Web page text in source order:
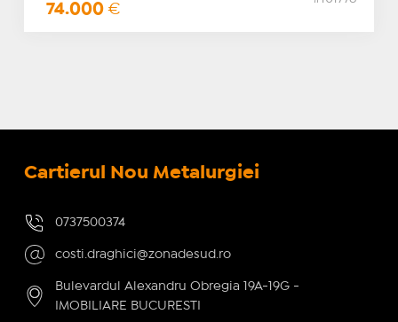
74.000 €
Cartierul Nou Metalurgiei
0737500374
costi.draghici@zonadesud.ro
Bulevardul Alexandru Obregia 19A-19G -
IMOBILIARE BUCURESTI